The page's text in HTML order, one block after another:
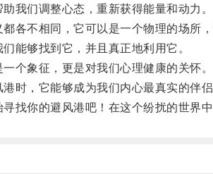
们调整心态，重新获得能量和动力。
不相同，它可以是一个物理的场所，
够找到它，并且真正地利用它。
象征，更是对我们心理健康的关怀。
，它能够成为我们内心最真实的伴侣
你的避风港吧！在这个纷扰的世界中